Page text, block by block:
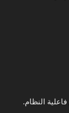
النظام.